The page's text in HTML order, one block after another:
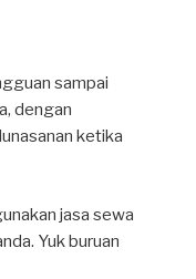
sampai
dengan
ketika
jasa sewa
Yuk buruan